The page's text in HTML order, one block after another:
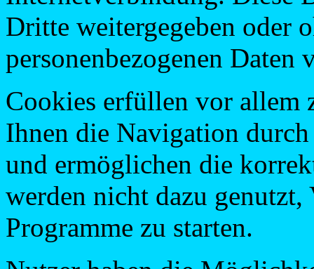
Dritte weitergegeben oder
personenbezogenen Daten
Cookies erfüllen vor allem
Ihnen die Navigation
und ermöglichen die
werden nicht dazu genutzt,
Programme zu starten.